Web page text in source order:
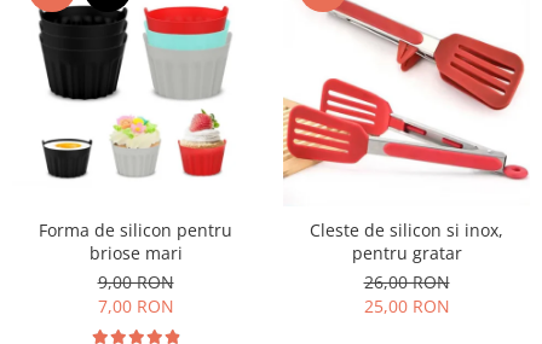
Forma de silicon pentru
briose mari
9,00 RON
7,00 RON
Cleste de silicon si inox,
pentru gratar
26,00 RON
25,00 RON